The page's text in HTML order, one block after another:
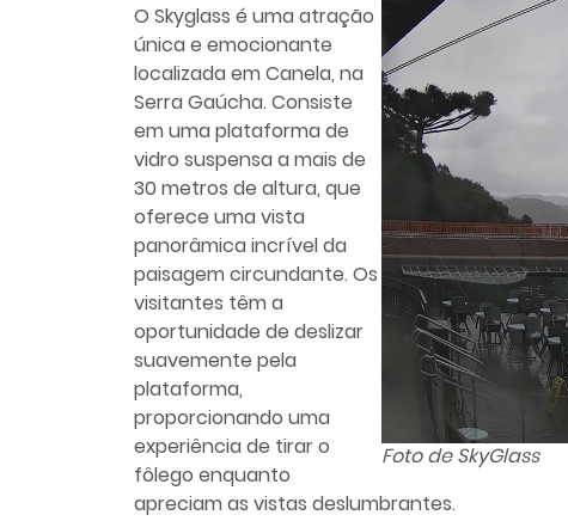
Foto de SkyGlass
O Skyglass é uma atração
única e emocionante
localizada em Canela, na
Serra Gaúcha. Consiste
em uma plataforma de
vidro suspensa a mais de
30 metros de altura, que
oferece uma vista
panorâmica incrível da
paisagem circundante. Os
visitantes têm a
oportunidade de deslizar
suavemente pela
plataforma,
proporcionando uma
experiência de tirar o
fôlego enquanto
apreciam as vistas deslumbrantes.